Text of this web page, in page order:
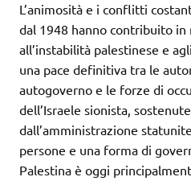
L’animosità e i conflitti
dal 1948 hanno contribuito
all’instabilità palestinese e
una pace definitiva tra le
autogoverno e le forze di
dell’Israele sionista,
dall’amministrazione
persone e una forma di
Palestina è oggi